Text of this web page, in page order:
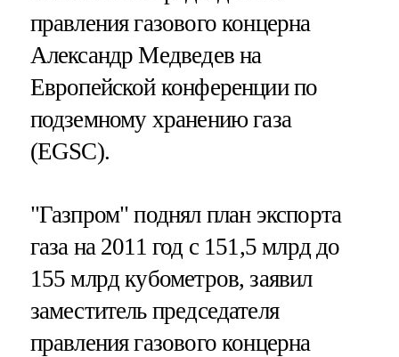
правления газового концерна
Александр Медведев на
Европейской конференции по
подземному хранению газа
(EGSC).
"Газпром" поднял план экспорта
газа на 2011 год с 151,5 млрд до
155 млрд кубометров, заявил
заместитель председателя
правления газового концерна